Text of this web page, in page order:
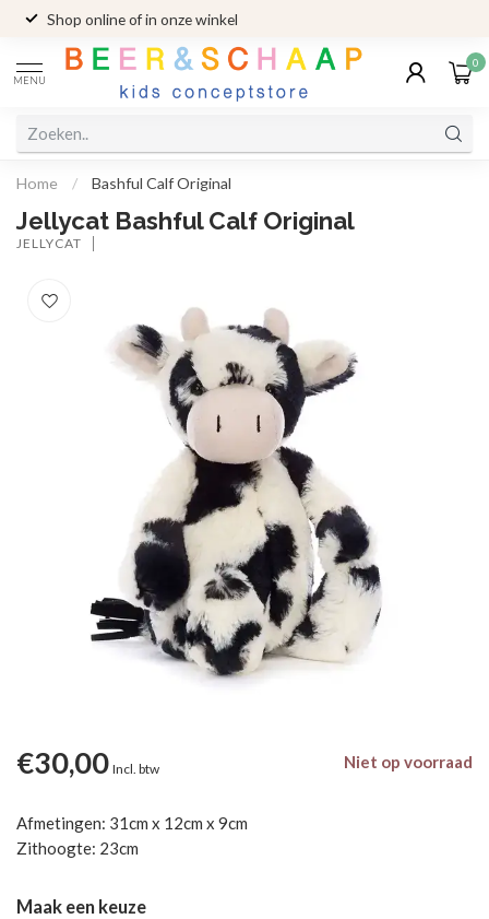
Shop online of in onze winkel
MENU
0
Home / Bashful Calf Original
Jellycat Bashful Calf Original
JELLYCAT
€30,00 Incl. btw Niet op voorraad
Afmetingen: 31cm x 12cm x 9cm
Zithoogte: 23cm
Maak een keuze